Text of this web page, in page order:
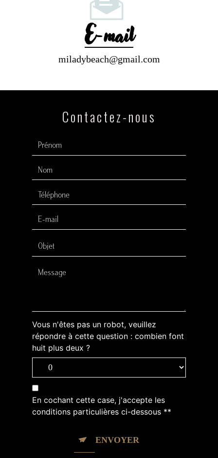
E-mail
miladybeach@gmail.com
Contactez-nous
Vous n'êtes pas un robot, veuillez
répondre à cette question : combien font
huit plus deux ?
En cochant cette case, j'accepte les
conditions particulières ci-dessous **
ENVOYER